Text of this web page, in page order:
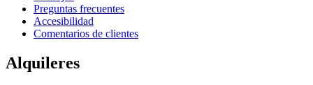
Preguntas frecuentes
Accesibilidad
Comentarios de clientes
Alquileres